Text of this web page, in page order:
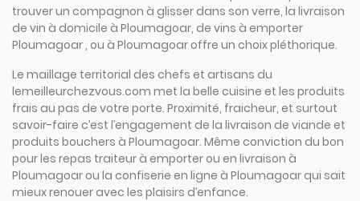
trouver un compagnon à glisser dans son verre, la livraison
de vin à domicile à Ploumagoar, de vins à emporter
Ploumagoar , ou à Ploumagoar offre un choix pléthorique.
Le maillage territorial des chefs et artisans du
lemeilleurchezvous.com met la belle cuisine et les produits
frais au pas de votre porte. Proximité, fraicheur, et surtout
savoir-faire c’est l’engagement de la livraison de viande et
produits bouchers à Ploumagoar. Même conviction du bon
pour les repas traiteur à emporter ou en livraison à
Ploumagoar ou la confiserie en ligne à Ploumagoar qui sait
mieux renouer avec les plaisirs d’enfance.